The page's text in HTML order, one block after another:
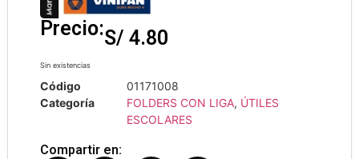
Precio:S/ 4.80
Sin existencias
Código
01171008
Categoría
FOLDERS CON LIGA, ÚTILES
ESCOLARES
Compartir en: